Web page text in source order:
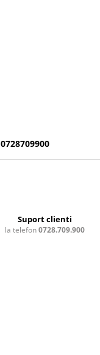
0728709900
Suport clienti
la telefon0728.709.900